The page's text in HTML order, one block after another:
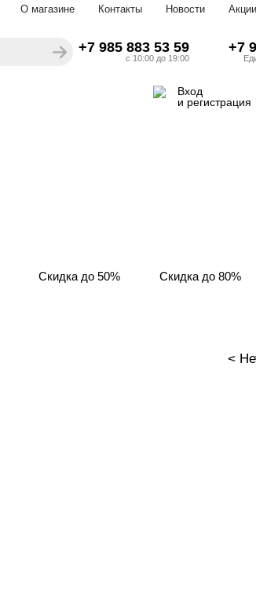
О магазине Контакты Новости Акции
+7 985 883 53 59
с 10:00 до 19:00
+7
Вход
и регистрация
Скидка до 50% Скидка до 80%
<